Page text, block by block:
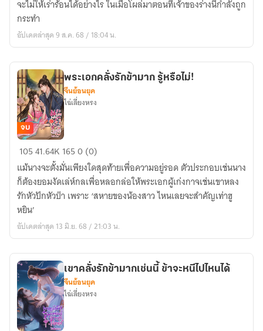
รัก
ข้า!
จะไม่ให้เร่าร้อนได้อย่างไร ในเมื่อโผล่มาตอนที่เจ้าของร่างนี้กำลังถูก
กระทำ
อัปเดตล่าสุด 9 ส.ค. 68 / 18:04 น.
พระเอก
คลั่ง
รัก
ข้า
มาก
รู้
หรือ
จบ
พระเอกคลั่งรักข้ามาก รู้หรือไม่!
จีนย้อนยุค
ไฉ่เลี่ยงหรง
10541.64K 1650 (0)
แม้นางจะตั้งมั่นเพียงใดสุดท้ายเพื่อความอยู่รอด ตัวประกอบเช่นนาง
ก็ต้องยอมงัดเล่ห์กลเพื่อหลอกล่อให้พระเอกผู้เก่งกาจเช่นเขาหลง
รักหัวปักหัวปำ เพราะ ‘สหายของน้องสาว ไหนเลยจะสำคัญเท่าฮู
หยิน’
อัปเดตล่าสุด 13 มิ.ย. 68 / 21:03 น.
เขาคลั่งรักข้ามากเช่นนี้ ข้าจะหนีไปไหนได้
จีนย้อนยุค
ไฉ่เลี่ยงหรง